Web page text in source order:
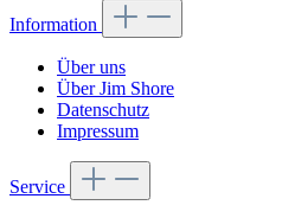
Information
Über uns
Über Jim Shore
Datenschutz
Impressum
Service